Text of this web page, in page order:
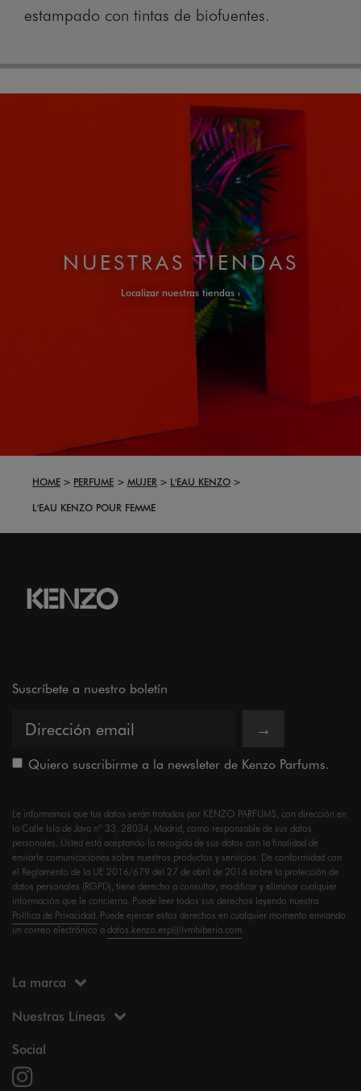
estampado con tintas de biofuentes.
NUESTRAS TIENDAS
Localizar nuestras tiendas
HOME PERFUME MUJER
L'EAU KENZO
L'EAU KENZO POUR FEMME
Suscríbete a nuestro boletín
→
Quiero suscribirme a la newsleter de Kenzo Parfums.
Le informamos que tus datos serán tratados por KENZO PARFUMS, con dirección en
la Calle Isla de Java nº 33, 28034, Madrid, como responsable de sus datos
personales. Usted está aceptando la recogida de sus datos con la finalidad de
enviarle comunicaciones sobre nuestros productos y servicios. De conformidad con
el Reglamento de la UE 2016/679 del 27 de abril de 2016 sobre la protección de
datos personales (RGPD), tiene derecho a consultar, modificar y eliminar cualquier
información que le concierna. Puede leer todos sus derechos leyendo nuestra
Política de Privacidad. Puede ejercer estos derechos en cualquier momento enviando
un correo electrónico adatos.kenzo.esp@lvmhiberia.com
La marca
Nuestras Líneas
Social